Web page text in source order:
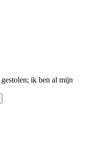
ik ben al mijn